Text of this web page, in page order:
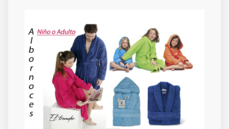
Colcha Maxi